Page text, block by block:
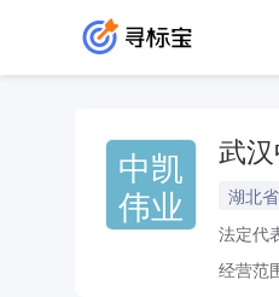
中凯
伟业
武
湖北
法定代
经营范